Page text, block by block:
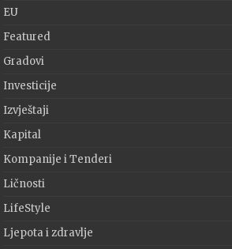
EU
Featured
Gradovi
Investicije
Izvještaji
Kapital
Kompanije i Tenderi
Ličnosti
LifeStyle
Ljepota i zdravlje